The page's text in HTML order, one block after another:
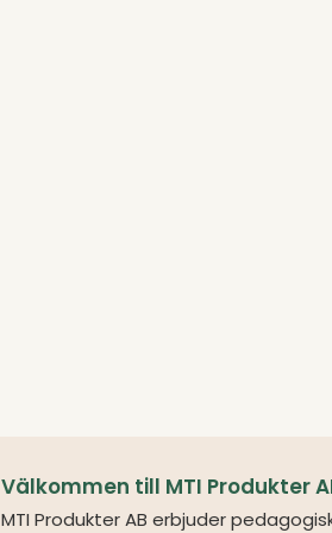
Välkommen till MTI Produkter
MTI Produkter AB erbjuder